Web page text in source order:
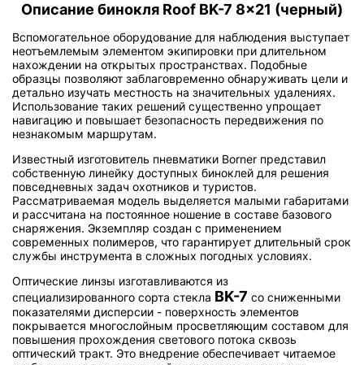
Описание бинокля Roof BK-7 8x21 (черный)
Вспомогательное оборудование для наблюдения выступает
неотъемлемым элементом экипировки при длительном
нахождении на открытых пространствах. Подобные
образцы позволяют заблаговременно обнаруживать цели и
детально изучать местность на значительных удалениях.
Использование таких решений существенно упрощает
навигацию и повышает безопасность передвижения по
незнакомым маршрутам.
Известный изготовитель пневматики Borner представил
собственную линейку доступных биноклей для решения
повседневных задач охотников и туристов.
Рассматриваемая модель выделяется малыми габаритами
и рассчитана на постоянное ношение в составе базового
снаряжения. Экземпляр создан с применением
современных полимеров, что гарантирует длительный срок
службы инструмента в сложных погодных условиях.
Оптические линзы изготавливаются из
специализированного сорта стекла BK-7 со сниженными
показателями дисперсии - поверхность элементов
покрывается многослойным просветляющим составом для
повышения прохождения светового потока сквозь
оптический тракт. Это внедрение обеспечивает читаемое